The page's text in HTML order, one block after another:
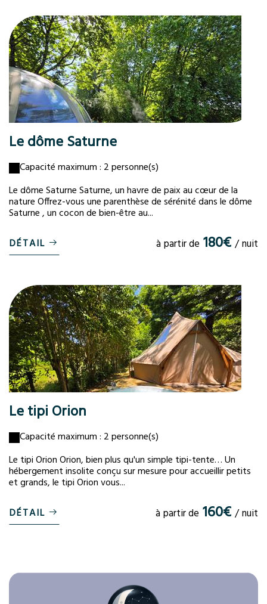
Le dôme Saturne
Capacité maximum : 2 personne(s)
Le dôme Saturne Saturne, un havre de paix au cœur de la
nature Offrez-vous une parenthèse de sérénité dans le dôme
Saturne , un cocon de bien-être au...
DÉTAIL
à partir de 180€ / nuit
Le tipi Orion
Capacité maximum : 2 personne(s)
Le tipi Orion Orion, bien plus qu'un simple tipi-tente… Un
hébergement insolite conçu sur mesure pour accueillir petits
et grands, le tipi Orion vous...
DÉTAIL
à partir de 160€ / nuit